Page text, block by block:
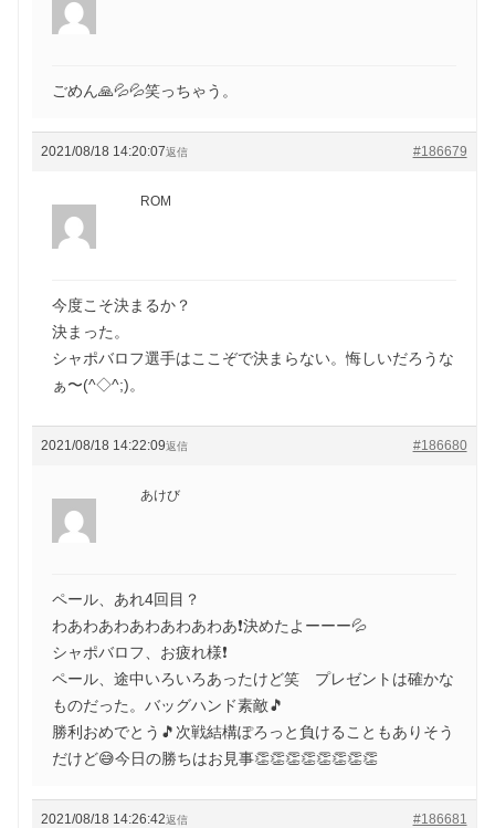
ごめん🙏💦💦笑っちゃう。
2021/08/18 14:20:07 #186679
返信
ROM
今度こそ決まるか？
決まった。
シャポバロフ選手はここぞで決まらない。悔しいだろうな
ぁ〜(^◇^;)。
2021/08/18 14:22:09 #186680
返信
あけび
ペール、あれ4回目？
わあわあわあわあわあわあ❗決めたよーーー💦
シャポバロフ、お疲れ様❗
ペール、途中いろいろあったけど笑 プレゼントは確かな
ものだった。バッグハンド素敵🎵
勝利おめでとう🎵次戦結構ぽろっと負けることもありそう
だけど😅今日の勝ちはお見事👏👏👏👏👏👏👏👏
2021/08/18 14:26:42 #186681
返信